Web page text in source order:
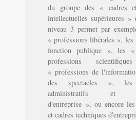
du groupe des « cadres
intellectuelles supérieures
niveau 3 permet par
« professions libérales », les
fonction publique », les «
professions
« professions de
des spectacles »,
administratifs et
d'entreprise », ou encore
et cadres techniques